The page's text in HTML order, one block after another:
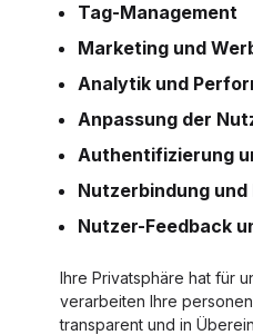
Tag-Management
Marketing und
Analytik und
Anpassung der
Authentifizierung
Nutzerbindung und
Nutzer-Feedback
Ihre Privatsphäre hat für
verarbeiten Ihre
transparent und in